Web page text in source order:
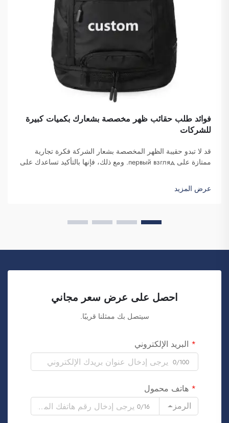
فوائد طلب حقائب ظهر مخصصة بشعارك بكميات كبيرة
للشركات
قد لا تبدو حقيبة الظهر المخصصة بشعار الشركة فكرة تجارية
ممتازة على первый взгляд. ومع ذلك، فإنها بالتأكيد تساعدك على
الحقائب بكميات كبيرة وتوفّرها لغرض تعزيز الوعي بالعلامة
التجارية. كما تعلمون، عندما...
عرض المزيد
احصل على عرض سعر مجاني
سيتصل بك ممثلنا قريبًا.
البريد الإلكتروني
0/100
هاتف محمول
الرمز
0/16